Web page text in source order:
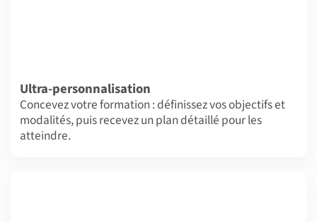
Ultra-personnalisation
Concevez votre formation : définissez vos objectifs et
modalités, puis recevez un plan détaillé pour les
atteindre.